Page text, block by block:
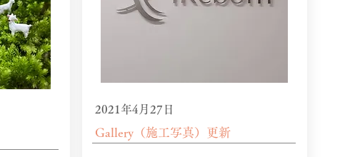
2021年4月27日
Gallery（施工写真）更新